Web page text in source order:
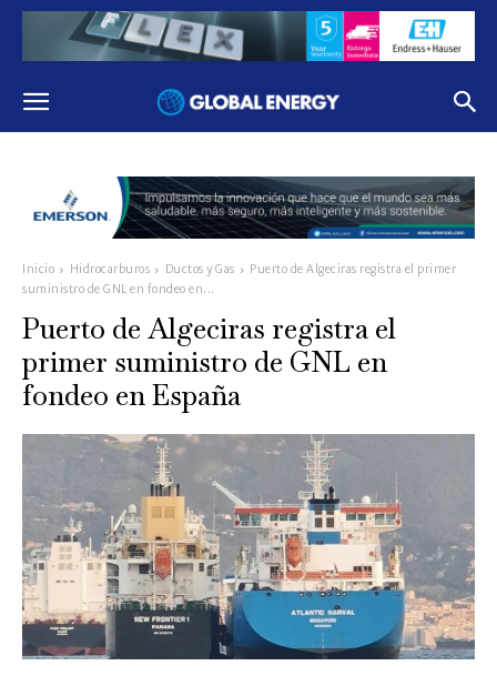
Inicio Hidrocarburos Ductos y Gas
Puerto de Algeciras registra el primer
suministro de GNL en fondeo en...
Puerto de Algeciras registra el
primer suministro de GNL en
fondeo en España